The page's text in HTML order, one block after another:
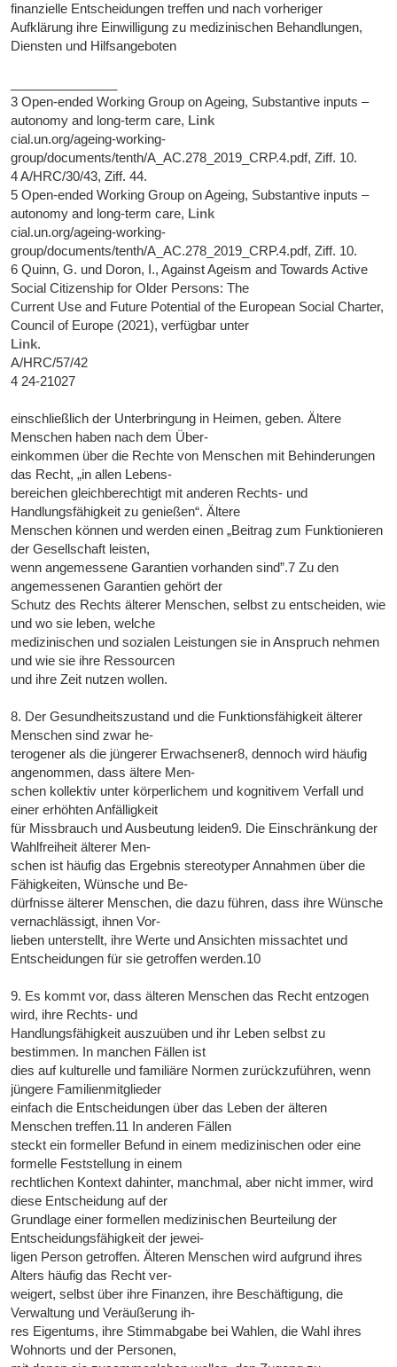
finanzielle Entscheidungen treffen und nach vorheriger
Aufklärung ihre Einwilligung zu medizinischen Behandlungen,
Diensten und Hilfsangeboten
3 Open-ended Working Group on Ageing, Substantive inputs –
autonomy and long-term care, Link
cial.un.org/ageing-working-
group/documents/tenth/A_AC.278_2019_CRP.4.pdf, Ziff. 10.
4 A/HRC/30/43, Ziff. 44.
5 Open-ended Working Group on Ageing, Substantive inputs –
autonomy and long-term care, Link
cial.un.org/ageing-working-
group/documents/tenth/A_AC.278_2019_CRP.4.pdf, Ziff. 10.
6 Quinn, G. und Doron, I., Against Ageism and Towards Active
Social Citizenship for Older Persons: The
Current Use and Future Potential of the European Social Charter,
Council of Europe (2021), verfügbar unter
Link.
A/HRC/57/42
4 24-21027
einschließlich der Unterbringung in Heimen, geben. Ältere
Menschen haben nach dem Über-
einkommen über die Rechte von Menschen mit Behinderungen
das Recht, „in allen Lebens-
bereichen gleichberechtigt mit anderen Rechts- und
Handlungsfähigkeit zu genießen“. Ältere
Menschen können und werden einen „Beitrag zum Funktionieren
der Gesellschaft leisten,
wenn angemessene Garantien vorhanden sind”.7 Zu den
angemessenen Garantien gehört der
Schutz des Rechts älterer Menschen, selbst zu entscheiden, wie
und wo sie leben, welche
medizinischen und sozialen Leistungen sie in Anspruch nehmen
und wie sie ihre Ressourcen
und ihre Zeit nutzen wollen.
8. Der Gesundheitszustand und die Funktionsfähigkeit älterer
Menschen sind zwar he-
terogener als die jüngerer Erwachsener8, dennoch wird häufig
angenommen, dass ältere Men-
schen kollektiv unter körperlichem und kognitivem Verfall und
einer erhöhten Anfälligkeit
für Missbrauch und Ausbeutung leiden9. Die Einschränkung der
Wahlfreiheit älterer Men-
schen ist häufig das Ergebnis stereotyper Annahmen über die
Fähigkeiten, Wünsche und Be-
dürfnisse älterer Menschen, die dazu führen, dass ihre Wünsche
vernachlässigt, ihnen Vor-
lieben unterstellt, ihre Werte und Ansichten missachtet und
Entscheidungen für sie getroffen werden.10
9. Es kommt vor, dass älteren Menschen das Recht entzogen
wird, ihre Rechts- und
Handlungsfähigkeit auszuüben und ihr Leben selbst zu
bestimmen. In manchen Fällen ist
dies auf kulturelle und familiäre Normen zurückzuführen, wenn
jüngere Familienmitglieder
einfach die Entscheidungen über das Leben der älteren
Menschen treffen.11 In anderen Fällen
steckt ein formeller Befund in einem medizinischen oder eine
formelle Feststellung in einem
rechtlichen Kontext dahinter, manchmal, aber nicht immer, wird
diese Entscheidung auf der
Grundlage einer formellen medizinischen Beurteilung der
Entscheidungsfähigkeit der jewei-
ligen Person getroffen. Älteren Menschen wird aufgrund ihres
Alters häufig das Recht ver-
weigert, selbst über ihre Finanzen, ihre Beschäftigung, die
Verwaltung und Veräußerung ih-
res Eigentums, ihre Stimmabgabe bei Wahlen, die Wahl ihres
Wohnorts und der Personen,